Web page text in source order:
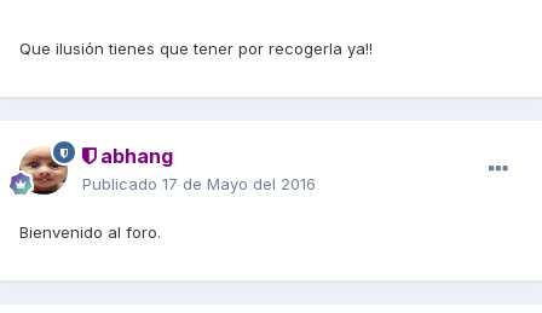
Que ilusión tienes que tener por recogerla ya!!
abhang
Publicado 17 de Mayo del 2016
Bienvenido al foro.